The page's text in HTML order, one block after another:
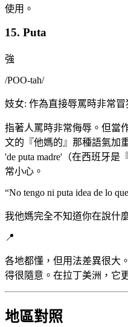
使用。
15. Puta
強
/POO-tah/
妓女: 作為直接辱罵時非常
指著人罵時非常侮辱。但當
文的『他媽的』那種語氣加
'de puta madre'（在西班牙
常小心。
“No tengo ni puta idea de lo
我他媽完全不知道你在說什
📍
各地都懂，但用法差異很大
得很隨意。在拉丁美洲，它
地區對照